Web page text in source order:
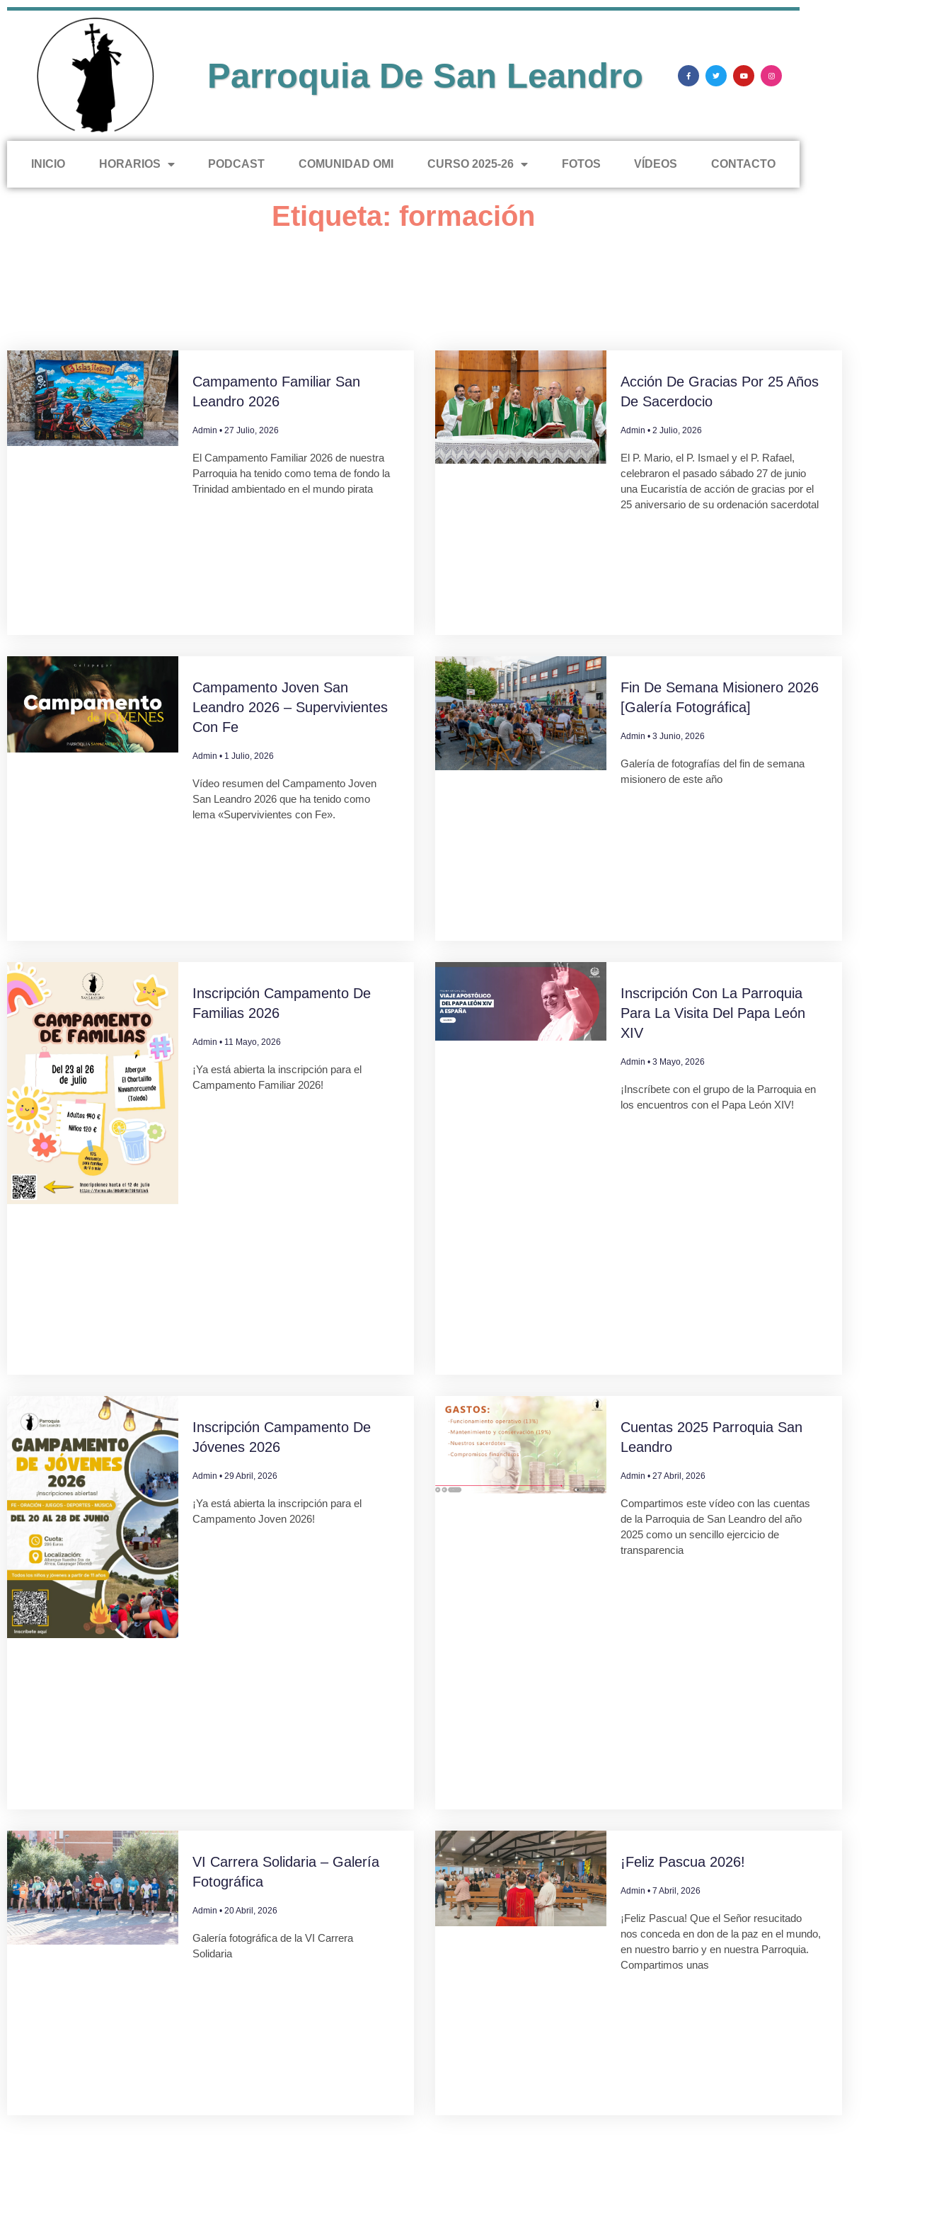
Parroquia De San Leandro
INICIO HORARIOS PODCAST COMUNIDAD OMI CURSO 2025-26 FOTOS VÍDEOS CONTACTO
Etiqueta: formación
Campamento Familiar San
Leandro 2026
Admin 27 Julio, 2026
El Campamento Familiar 2026 de nuestra
Parroquia ha tenido como tema de fondo la
Trinidad ambientado en el mundo pirata
Acción De Gracias Por 25 Años
De Sacerdocio
Admin 2 Julio, 2026
El P. Mario, el P. Ismael y el P. Rafael,
celebraron el pasado sábado 27 de junio
una Eucaristía de acción de gracias por el
25 aniversario de su ordenación sacerdotal
Campamento Joven San
Leandro 2026 – Supervivientes
Con Fe
Admin 1 Julio, 2026
Vídeo resumen del Campamento Joven
San Leandro 2026 que ha tenido como
lema «Supervivientes con Fe».
Fin De Semana Misionero 2026
[Galería Fotográfica]
Admin 3 Junio, 2026
Galería de fotografías del fin de semana
misionero de este año
Inscripción Campamento De
Familias 2026
Admin 11 Mayo, 2026
¡Ya está abierta la inscripción para el
Campamento Familiar 2026!
Inscripción Con La Parroquia
Para La Visita Del Papa León
XIV
Admin 3 Mayo, 2026
¡Inscríbete con el grupo de la Parroquia en
los encuentros con el Papa León XIV!
Inscripción Campamento De
Jóvenes 2026
Admin 29 Abril, 2026
¡Ya está abierta la inscripción para el
Campamento Joven 2026!
Cuentas 2025 Parroquia San
Leandro
Admin 27 Abril, 2026
Compartimos este vídeo con las cuentas
de la Parroquia de San Leandro del año
2025 como un sencillo ejercicio de
transparencia
VI Carrera Solidaria – Galería
Fotográfica
Admin 20 Abril, 2026
Galería fotográfica de la VI Carrera
Solidaria
¡Feliz Pascua 2026!
Admin 7 Abril, 2026
¡Feliz Pascua! Que el Señor resucitado
nos conceda en don de la paz en el mundo,
en nuestro barrio y en nuestra Parroquia.
Compartimos unas